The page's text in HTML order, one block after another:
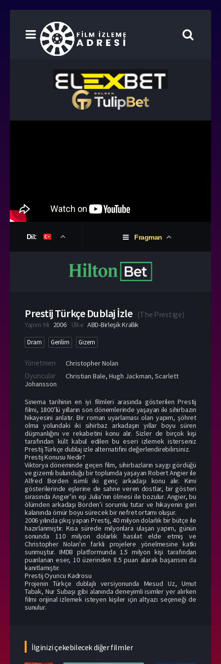
Dil: Fragman
Prestij Türkçe Dublaj İzle (The Prestige)
Yapım Yılı 2006 Ülke ABD-Birleşik Krallık
Dram Gerilim Gizem
Yönetmen Christopher Nolan
Oyuncular Christian Bale, Hugh Jackman, Scarlett
Johansson
Sinema tarihinin en iyi filmleri arasında gösterilen Prestij
filmi, 1800’lü yılların son dönemlerinde yaşayan iki sihirbazın
hikayesini anlatır. Bir roman uyarlaması olan yapım, şöhret
olma yolundaki iki sihirbaz arkadaşın yıllar boyu süren
düşmanlığını ve rekabetini konu alır. Sizler de birçok kişi
tarafından kült kabul edilen bu eseri izlemek isterseniz
Prestij Türkçe dublaj izle alternatifini değerlendirebilirsiniz.
Prestij Konusu Nedir?
Viktorya döneminde geçen film, sihirbazların saygı gördüğü
ve gizemli bulunduğu bir toplumda yaşayan Robert Angier ile
Alfred Borden isimli iki genç arkadaşı konu alır. Kimi
gösterilerinde eşlerine de sahne veren dostlar, bir gösteri
sırasında Anger’in eşi Julia’nın ölmesi ile bozulur. Angier, bu
ölümden arkadaşı Borden’i sorumlu tutar ve hikayenin geri
kalanında ömür boyu sürecek bir nefret ortamı oluşur.
2006 yılında çıkış yapan Prestij, 40 milyon dolarlık bir bütçe ile
hazırlanmıştır. Kısa sürede milyonlara ulaşan yapım, günün
sonunda 110 milyon dolarlık hasılat elde etmiş ve
Christopher Nolan’ın farklı projelere yönelmesine katkı
sunmuştur. IMDB platformunda 1.5 milyon kişi tarafından
puanlanan eser, 10 üzerinden 8.5 puan alarak başarısını da
kanıtlamıştır.
Prestij Oyuncu Kadrosu
Projenin Türkçe dublajlı versiyonunda Mesud Uz, Umut
Tabak, Nur Subaşı gibi alanında deneyimli isimler yer alırken
filmi orijinal izlemek isteyen kişiler için altyazı seçeneği de
sunulur.
İlginizi çekebilecek diğer filmler